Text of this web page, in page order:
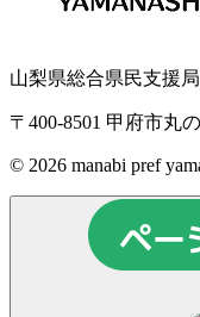
山梨県総合県民支援
〒400-8501 甲府市丸
© 2026 manabi pref